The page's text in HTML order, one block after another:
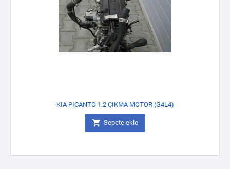
KIA PICANTO 1.2 ÇIKMA MOTOR (G4L4)
 Sepete ekle